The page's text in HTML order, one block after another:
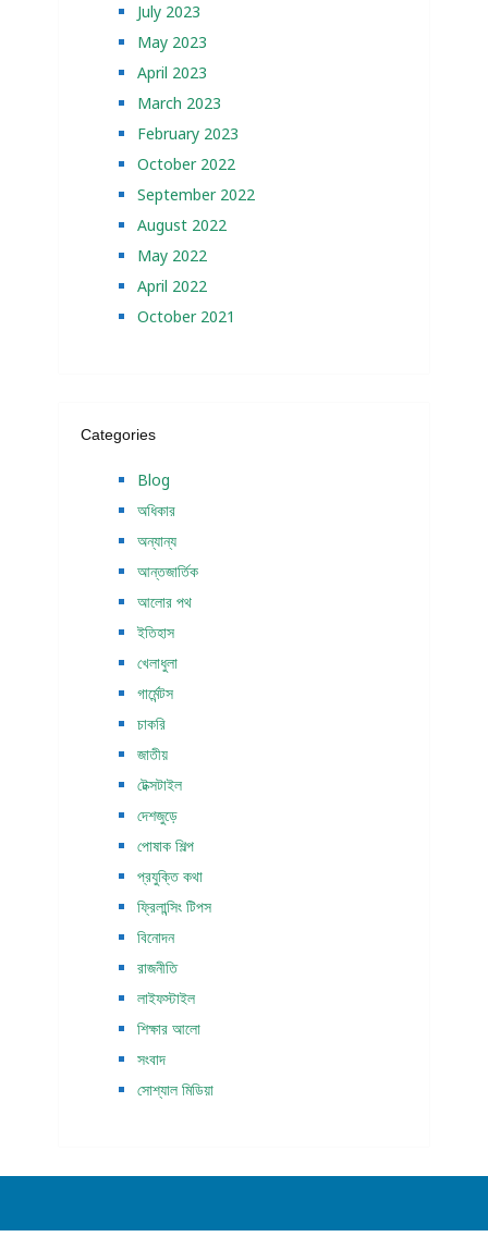
July 2023
May 2023
April 2023
March 2023
February 2023
October 2022
September 2022
August 2022
May 2022
April 2022
October 2021
Categories
Blog
অধিকার
অন্যান্য
আন্তজার্তিক
আলোর পথ
ইতিহাস
খেলাধুলা
গার্মেন্টস
চাকরি
জাতীয়
টেক্সটাইল
দেশজুড়ে
পোষাক শিল্প
প্রযুক্তি কথা
ফ্রিলান্সিং টিপস
বিনোদন
রাজনীতি
লাইফস্টাইল
শিক্ষার আলো
সংবাদ
সোশ্যাল মিডিয়া